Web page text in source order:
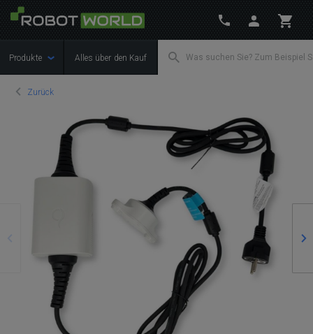
Produkte Alles über den Kauf
Zurück